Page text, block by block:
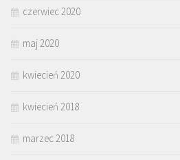
czerwiec 2020
maj 2020
kwiecień 2020
kwiecień 2018
marzec 2018